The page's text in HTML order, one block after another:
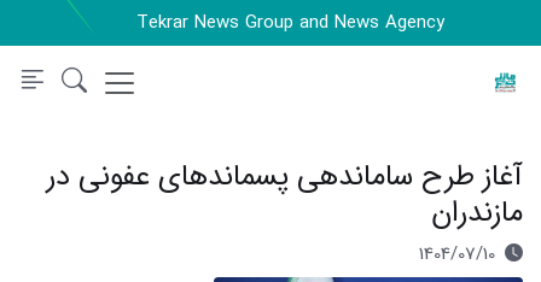
Tekrar News Group and News Agency
آغاز طرح ساماندهی پسماندهای عفونی در
مازندران
1404/07/10